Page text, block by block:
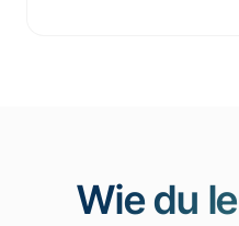
Wie du